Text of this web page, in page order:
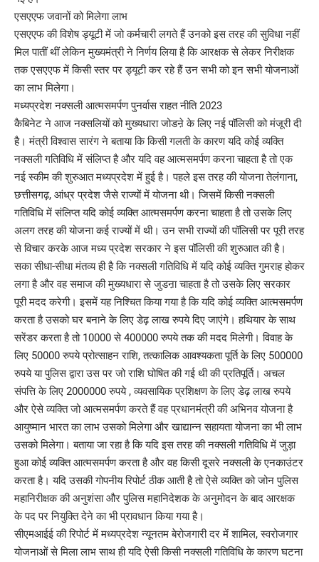
एसएएफ जवानों को मिलेगा लाभ
एसएएफ की विशेष ड्यूटी में जो कर्मचारी लगते हैं उनको इस तरह की सुविधा नहीं
मिल पातीं थीं लेकिन मुख्यमंत्री ने निर्णय लिया है कि आरक्षक से लेकर निरीक्षक
तक एसएएफ में किसी स्तर पर ड्यूटी कर रहे हैं उन सभी को इन सभी योजनाओं
का लाभ मिलेगा।
मध्यप्रदेश नक्सली आत्मसमर्पण पुनर्वास राहत नीति 2023
कैबिनेट ने आज नक्सलियों को मुख्यधारा जोडऩे के लिए नई पॉलिसी को मंजूरी दी
है। मंत्री विश्वास सारंग ने बताया कि किसी गलती के कारण यदि कोई व्यक्ति
नक्सली गतिविधि में संलिप्त है और यदि वह आत्मसमर्पण करना चाहता है तो एक
नई स्कीम की शुरुआत मध्यप्रदेश में हुई है। पहले इस तरह की योजना तेलंगाना,
छत्तीसगढ़, आंध्र प्रदेश जैसे राज्यों में योजना थी। जिसमें किसी नक्सली
गतिविधि में संलिप्त यदि कोई व्यक्ति आत्मसमर्पण करना चाहता है तो उसके लिए
अलग तरह की योजना कई राज्यों में थी। उन सभी राज्यों की पॉलिसी पर पूरी तरह
से विचार करके आज मध्य प्रदेश सरकार ने इस पॉलिसी की शुरुआत की है।
सका सीधा-सीधा मंतव्य ही है कि नक्सली गतिविधि में यदि कोई व्यक्ति गुमराह होकर
लगा है और वह समाज की मुख्यधारा से जुडऩा चाहता है तो उसके लिए सरकार
पूरी मदद करेगी। इसमें यह निश्चित किया गया है कि यदि कोई व्यक्ति आत्मसमर्पण
करता है उसको घर बनाने के लिए डेढ़ लाख रुपये दिए जाएंगे। हथियार के साथ
सरेंडर करता है तो 10000 से 400000 रुपये तक की मदद मिलेगी। विवाह के
लिए 50000 रुपये प्रोत्साहन राशि, तत्कालिक आवश्यकता पूर्ति के लिए 500000
रुपये या पुलिस द्वारा उस पर जो राशि घोषित की गई थी की प्रतिपूर्ति। अचल
संपत्ति के लिए 2000000 रुपये , व्यवसायिक प्रशिक्षण के लिए डेढ़ लाख रुपये
और ऐसे व्यक्ति जो आत्मसमर्पण करते हैं वह प्रधानमंत्री की अभिनव योजना है
आयुष्मान भारत का लाभ उसको मिलेगा और खाद्यान्न सहायता योजना का भी लाभ
उसको मिलेगा। बताया जा रहा है कि यदि इस तरह की नक्सली गतिविधि में जुड़ा
हुआ कोई व्यक्ति आत्मसमर्पण करता है और वह किसी दूसरे नक्सली के एनकाउंटर
करता है। यदि उसकी गोपनीय रिपोर्ट ठीक आती है तो ऐसे व्यक्ति को जोन पुलिस
महानिरीक्षक की अनुशंसा और पुलिस महानिदेशक के अनुमोदन के बाद आरक्षक
के पद पर नियुक्ति देने का भी प्रावधान किया गया है।
सीएमआईई की रिपोर्ट में मध्यप्रदेश न्यूनतम बेरोजगारी दर में शामिल, स्वरोजगार
योजनाओं से मिला लाभ साथ ही यदि ऐसी किसी नक्सली गतिविधि के कारण घटना